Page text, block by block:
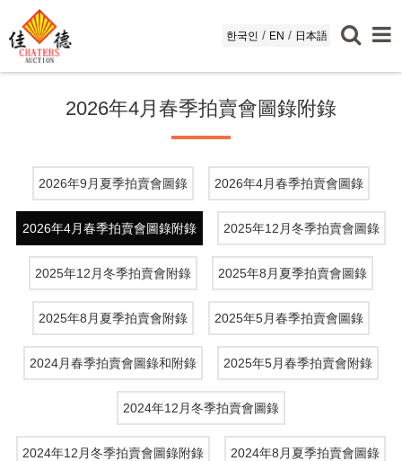
한국인 / EN / 日本語
2026年4月春季拍賣會圖錄附錄
2026年9月夏季拍賣會圖錄 2026年4月春季拍賣會圖錄
2026年4月春季拍賣會圖錄附錄 2025年12月冬季拍賣會圖錄
2025年12月冬季拍賣會附錄 2025年8月夏季拍賣會圖錄
2025年8月夏季拍賣會附錄 2025年5月春季拍賣會圖錄
2024月春季拍賣會圖錄和附錄 2025年5月春季拍賣會附錄
2024年12月冬季拍賣會圖錄
2024年12月冬季拍賣會圖錄附錄 2024年8月夏季拍賣會圖錄